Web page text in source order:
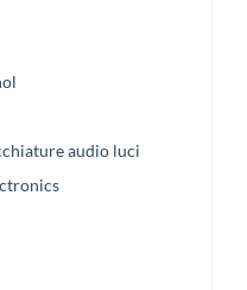
audio luci